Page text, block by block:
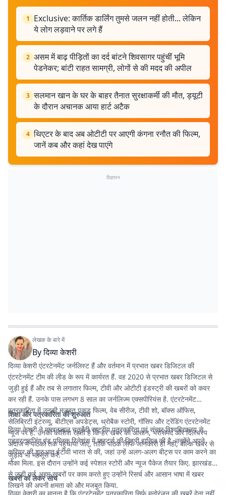
1
Exclusive: कार्तिक डार्लिंग तुमसे जलन नहीं होती... लेकिन
ये लोग लड़वाने पर लगे हैं
2 असम में बाढ़ पीड़ितों का दर्द बांटने शिवसागर पहुंचीं भूमि
पेडनेकर; बांटी राहत सामग्री, लोगों से की मदद की अपील
3 सलमान खान के घर के बाहर तैनात सुरक्षाकर्मी की मौत, ड्यूटी
के दौरान अचानक आया हार्ट अटैक
4 थिएटर के बाद अब ओटीटी पर आएगी कंगना रनौत की फिल्म,
जानें कब और कहां देख पाएंगे
विज्ञापन
लेखक के बारे में
Byदिव्या केशरी
दिव्या केशरी एंटरटेनमेंट जर्नलिस्ट हैं और वर्तमान में प्रभात खबर डिजिटल की
एंटरटेनमेंट टीम की लीड के रूप में कार्यरत हैं. वह 2020 से प्रभात खबर डिजिटल से
जुड़ी हुई हैं और तब से लगातार फिल्म, टीवी और ओटीटी इंडस्ट्री की खबरों को कवर
कर रही हैं. उनके पास लगभग 8 साल का जर्नलिज्म एक्सपीरियंस है. एंटरटेनमेंट
पत्रकारिता में उनकी मजबूत पकड़ फिल्म, वेब सीरीज, टीवी शो, बॉक्स ऑफिस,
सेलिब्रिटी इंटरव्यू, बीटीएस अपडेट्स, थ्रोबैक स्टोरी, गॉसिप और ट्रेंडिंग एंटरटेनमेंट
न्यूज पर है. उनकी कोशिश रहती है कि हर खबर को आसान, भरोसेमंद और दिलचस्प
अंदाज में पाठकों तक पहुंचाया जाए, ताकि पाठक सिर्फ जानकारी ही नहीं, बल्कि खबर से
जुड़ाव भी महसूस करें.
शिक्षा और पत्रकारिता की शुरुआत
दिव्या केशरी ने माखनलाल चतुर्वेदी राष्ट्रीय पत्रकारिता एवं संचार विश्वविद्यालय से
एडवरटाइजिंग एंड पब्लिक रिलेशंस में मास्टर्स की डिग्री हासिल की है. उन्होंने अपने
करियर की शुरुआत ईटीवी भारत से की, जहां उन्हें अलग-अलग बीट्स पर काम करने का
मौका मिला. इस दौरान उन्होंने कई स्पेशल स्टोरी और न्यूज पैकेज तैयार किए. झारखंड
से जुड़ी कई अहम खबरों पर काम करते हुए उन्होंने रिसर्च और आसान भाषा में खबर
लिखने की अपनी क्षमता को और मजबूत किया.
खबरों को लेकर सोच